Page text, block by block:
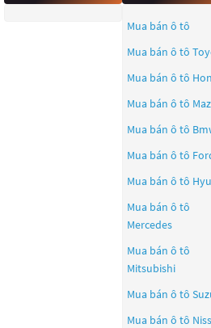
Mua bán ô tô
Mua bán ô tô
Mua bán ô tô
Mua bán ô tô
Mua bán ô tô
Mua bán ô tô
Mua bán ô tô
Mua bán ô tô
Mercedes
Mua bán ô tô
Mitsubishi
Mua bán ô tô
Mua bán ô tô